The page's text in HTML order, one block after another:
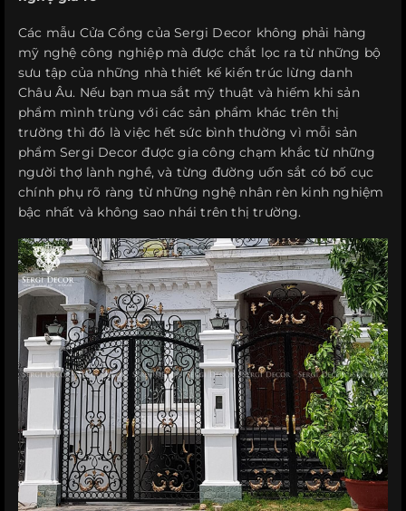
Các mẫu Cửa Cổng của Sergi Decor không phải hàng
mỹ nghệ công nghiệp mà được chắt lọc ra từ những bộ
sưu tập của những nhà thiết kế kiến trúc lừng danh
Châu Âu. Nếu bạn mua sắt mỹ thuật và hiếm khi sản
phẩm mình trùng với các sản phẩm khác trên thị
trường thì đó là việc hết sức bình thường vì mỗi sản
phẩm Sergi Decor được gia công chạm khắc từ những
người thợ lành nghề, và từng đường uốn sắt có bố cục
chính phụ rõ ràng từ những nghệ nhân rèn kinh nghiệm
bậc nhất và không sao nhái trên thị trường.